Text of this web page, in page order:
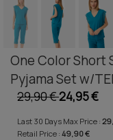
One Color Short
Pyjama Set w/
29,90 €24,95 €
Last 30 Days Max Price :
Retail Price : 49,90 €